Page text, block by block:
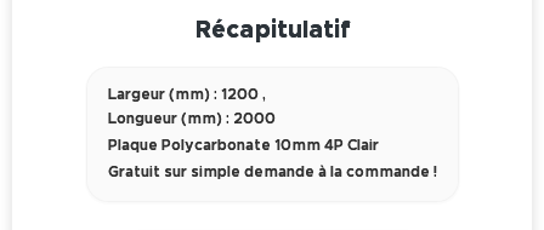
Récapitulatif
Largeur (mm) : 1200 ,
Longueur (mm) : 2000
Plaque Polycarbonate 10mm 4P Clair
Gratuit sur simple demande à la commande !